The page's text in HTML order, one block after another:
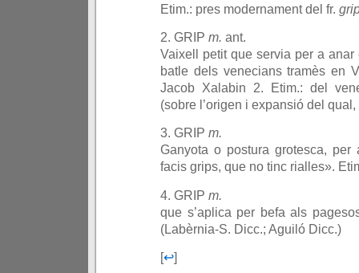
Etim.: pres modernament del fr.
2. GRIP m. ant.
Vaixell petit que servia per a
batle dels venecians tramès en
Jacob Xalabin 2. Etim.: del
(sobre l’origen i expansió del
3. GRIP m.
Ganyota o postura grotesca,
facis grips, que no tinc rialles».
4. GRIP m.
que s’aplica per befa als
(Labèrnia-S. Dicc.; Aguiló Dicc.)
[↩]